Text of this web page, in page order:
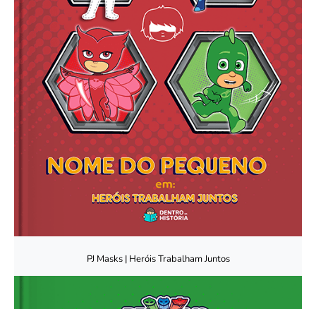
PJ Masks | Heróis Trabalham Juntos